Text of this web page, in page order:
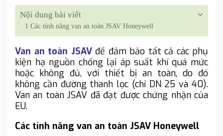
Nội dung bài viết
1 Các tính năng van an toàn JSAV Honeywell
Van an toàn JSAVđể đảm bảo tất cả các phụ
kiện hạ nguồn chống lại áp suất khí quá mức
hoặc không đủ, với thiết bị an toàn, do đó
không cần đường thanh lọc (chỉ DN 25 và 40).
Van an toàn JSAV đã đạt được chứng nhận của
EU.
Các tính năng van an toàn JSAV Honeywell